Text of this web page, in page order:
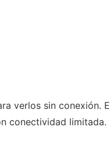
verlos sin conexión.
conectividad limitada.